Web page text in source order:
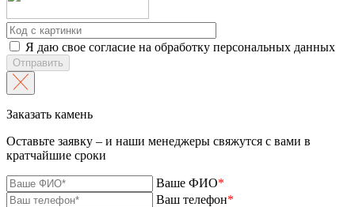
Я даю свое согласие на обработку персональных данных
Отправить
Заказать камень
Оставьте заявку – и наши менеджеры свяжутся с вами в
кратчайшие сроки
Ваше ФИО*
Ваш телефон*